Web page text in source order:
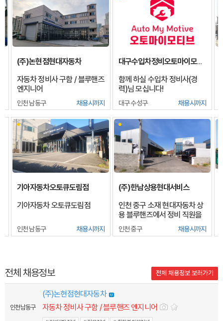
(주)논현점현대자동차
자동차 정비사 구함 / 블루핸즈
엔지니어
인천 남동구 채용시까지
기아자동차오토큐도림점
기아자동차 오토큐도림점
인천 남동구 채용시까지
대구수입차정비오토마이모티브
함께 하실 수입차 정비사(경
력)님 모십니다!
대구 수성구 채용시까지
(주)한남상용현대서비스
인천 중구 소재 현대자동차 상
용 블루핸즈에서 정비 직원을
모집합니다. (주 5일 근무)
인천 중구 채용시까지
전체 채용정보 전체 채용정보 보러가기
인천 남동구
(주)논현점현대자동차
자동차 정비사 구함 / 블루핸즈 엔지니어